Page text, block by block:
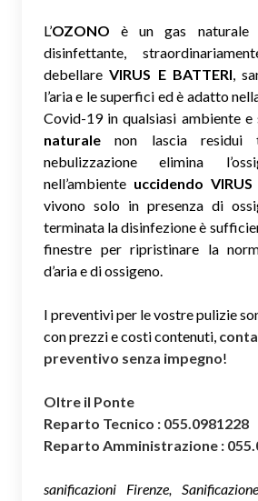
L’OZONO è un gas naturale
disinfettante,
debellareVIRUS E BATTERI,
l’aria e le superfici ed è adatto
Covid-19 in qualsiasi ambiente e
naturale non lascia residui
nebulizzazione elimina
nell’ambiente uccidendo VIRUS
vivono solo in presenza di
terminata la disinfezione è
finestre per ripristinare la
d’aria e di ossigeno.
I preventivi per le vostre pulizie
con prezzi e costi contenuti,
preventivo senza impegno!
Oltre il Ponte
Reparto Tecnico : 055.0981228
Reparto Amministrazione :
sanificazioni Firenze,